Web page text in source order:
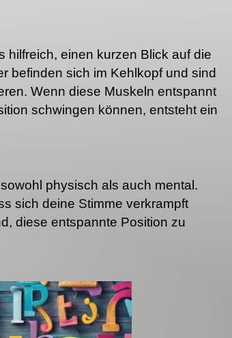
hilfreich, einen kurzen Blick auf die
befinden sich im Kehlkopf und sind
Wenn diese Muskeln entspannt
schwingen können, entsteht ein
physisch als auch mental.
sich deine Stimme verkrampft
diese entspannte Position zu